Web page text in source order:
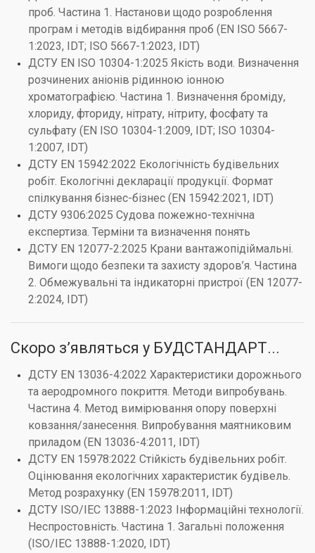
проб. Частина 1. Настанови щодо розроблення
програм і методів відбирання проб (EN ISO 5667-
1:2023, IDT; ISO 5667-1:2023, IDT)
ДСТУ EN ISO 10304-1:2025 Якість води. Визначення
розчинених аніонів рідинною іонною
хроматографією. Частина 1. Визначення броміду,
хлориду, фториду, нітрату, нітриту, фосфату та
сульфату (EN ISO 10304-1:2009, IDT; ISO 10304-
1:2007, IDT)
ДСТУ EN 15942:2022 Екологічність будівельних
робіт. Екологічні декларації продукції. Формат
спілкування бізнес-бізнес (EN 15942:2021, IDT)
ДСТУ 9306:2025 Судова пожежно-технічна
експертиза. Терміни та визначення понять
ДСТУ EN 12077-2:2025 Крани вантажопідіймальні.
Вимоги щодо безпеки та захисту здоров’я. Частина
2. Обмежувальні та індикаторні пристрої (EN 12077-
2:2024, IDT)
Скоро з’являться у БУДСТАНДАРТ...
ДСТУ EN 13036-4:2022 Характеристики дорожнього
та аеродромного покриття. Методи випробувань.
Частина 4. Метод вимірювання опору поверхні
ковзання/занесення. Випробування маятниковим
приладом (EN 13036-4:2011, IDT)
ДСТУ EN 15978:2022 Стійкість будівельних робіт.
Оцінювання екологічних характеристик будівель.
Метод розрахунку (EN 15978:2011, IDT)
ДСТУ ISO/IEC 13888-1:2023 Інформаційні технології.
Неспростовність. Частина 1. Загальні положення
(ISO/IEC 13888-1:2020, IDT)